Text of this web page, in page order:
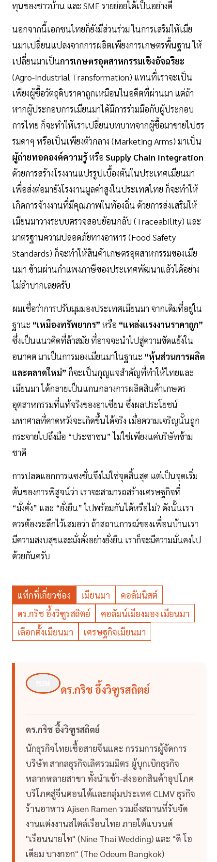
ทุนของชาวบ้าน และ SME รายย่อยได้เป็นอย่างดี
นอกจากนี้เอกชนไทยก็ยังมีส่วนร่วม ในการเสริมให้เมีย
นมาเปลี่ยนแปลงจากการผลิตเพียงการเกษตรพื้นฐาน ให้
เปลี่ยนมาเป็นการเกษตรอุตสาหกรรมเชิงอัจฉริยะ
(Agro-Industrial Transformation) แทนที่เราจะเป็น
เพียงผู้ซื้อวัตถุดิบราคาถูกเหมือนในอดีตที่ผ่านมา แต่ถ้า
หากผู้ประกอบการเมียนมาได้มีการร่วมมือกับผู้ประกอบ
การไทย ก็จะทำให้เราเปลี่ยนบทบาทจากผู้ซื้อมาขายไปธร
รมดาๆ หรือเป็นเพียงตัวกลาง (Marketing Arms) มาเป็น
ผู้ถ่ายทอดองค์ความรู้หรือ Supply Chain Integration
ด้วยการสร้างโรงงานแปรรูปเบื้องต้นในประเทศเมียนมา
เพื่อส่งต่อมายังโรงงานมูลค่าสูงในประเทศไทย ก็จะทำให้
เกิดการจ้างงานที่มีคุณภาพในท้องถิ่น ด้วยการส่งเสริมให้
เมียนมาวางระบบตรวจสอบย้อนกลับ (Traceability) และ
มาตรฐานความปลอดภัยทางอาหาร (Food Safety
Standards) ก็จะทำให้สินค้าเกษตรอุตสาหกรรมของเมีย
นมา ข้ามผ่านกำแพงภาษีของประเทศพัฒนาแล้วได้อย่าง
ไม่ลำบากเลยครับ
ผมเชื่อว่าการปรับมุมมองประเทศเมียนมา จากเดิมที่อยู่ใน
ฐานะ “เหมืองทรัพยากร” หรือ “แหล่งแรงงานราคาถูก”
ซึ่งเป็นแนวคิดที่ล้าสมัย ที่อาจจะนำไปสู่ความขัดแย้งใน
อนาคต มาเป็นการมองเมียนมาในฐานะ “หุ้นส่วนการผลิต
และตลาดใหม่” ก็จะเป็นกุญแจสำคัญที่ทำให้ไทยและ
เมียนมา ได้กลายเป็นแกนกลางการผลิตสินค้าเกษตร
อุตสาหกรรมที่แท้จริงของอาเซียน ซึ่งผลประโยชน์
มหาศาลที่คาดหวังจะเกิดขึ้นได้จริง เมื่อความเจริญนั้นถูก
กระจายไปถึงมือ “ประชาชน” ไม่ใช่เพียงแค่บริษัทข้าม
ชาติ
การปลดแอกการแซงชั่นจึงไม่ใช่จุดสิ้นสุด แต่เป็นจุดเริ่ม
ต้นของการพิสูจน์ว่า เราจะสามารถสร้างเศรษฐกิจที่
“มั่งคั่ง” และ “ยั่งยืน” ไปพร้อมกันได้หรือไม่? ดังนั้นเรา
ควรต้องระลึกไว้เสมอว่า ถ้าสถานการณ์ของเพื่อนบ้านเรา
มีความสงบสุขและมั่งคั่งอย่างยั่งยืน เราก็จะมีความมั่นคงไป
ด้วยกันครับ
แท็กที่เกี่ยวข้อง เมียนมา
คอลัมนิสต์
ดร.กริช อึ้งวิฑูรสถิตย์
คอลัมน์เมียงมอง เมียนมา
เลือกตั้งเมียนมา
เศรษฐกิจเมียนมา
ดร.กริช อึ้งวิฑูรสถิตย์
ดร.กริช อึ้งวิฑูรสถิตย์
นักธุรกิจไทยเชื้อสายจีนแคะ กรรมการผู้จัดการ
บริษัท สากลธุรกิจเลิศรวมมิตร ผู้บุกเบิกธุรกิจ
หลากหลายสาขา ทั้งนำเข้า-ส่งออกสินค้าอุปโภค
บริโภคสู่จีนตอนใต้และกลุ่มประเทศ CLMV ธุรกิจ
ร้านอาหาร Ajisen Ramen รวมถึงสถานที่รับจัด
งานแต่งงานสไตล์เรือนไทย ภายใต้แบรนด์
"เรือนนายไท" (Nine Thai Wedding) และ "ดิ โอ
เดียม บางกอก" (The Odeum Bangkok)